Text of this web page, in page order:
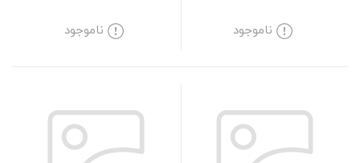
ناموجود ناموجود